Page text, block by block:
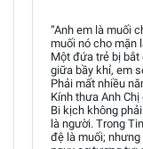
“Anh em là muối
muối nó cho mặn
Một đứa trẻ bị bắt
giữa bầy khỉ, em
Phải mất nhiều
Kính thưa Anh Chị
Bi kịch không
là người. Trong
đệ là muối;